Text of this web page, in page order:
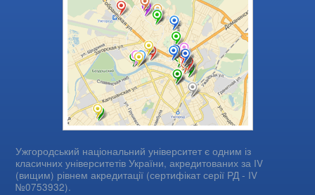
Ужгородський національний університет є одним із
класичних університетів України, акредитованих за IV
(вищим) рівнем акредитації (сертифікат серії РД - IV
№0753932).